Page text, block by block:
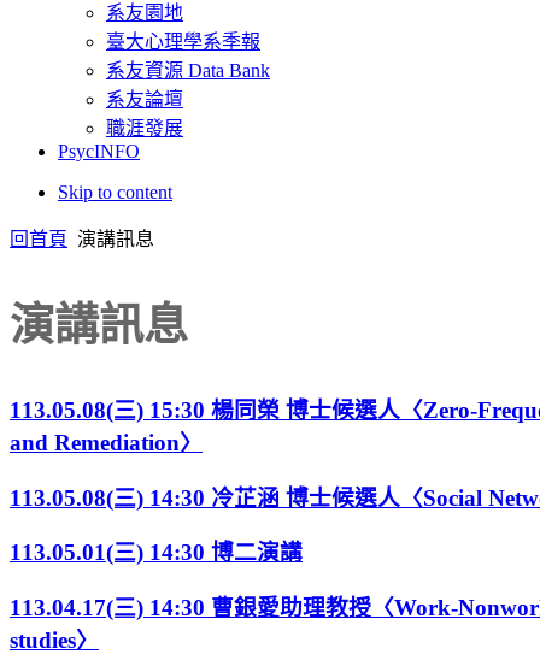
系友園地
臺大心理學系季報
系友資源 Data Bank
系友論壇
職涯發展
PsycINFO
Skip to content
回首頁 演講訊息
演講訊息
113.05.08(三) 15:30 楊同榮 博士候選人〈Zero-
and Remediation〉
113.05.08(三) 14:30 冷芷涵 博士候選人〈Social
113.05.01(三) 14:30 博二演講
113.04.17(三) 14:30 曹銀愛助理教授〈Work-
studies〉